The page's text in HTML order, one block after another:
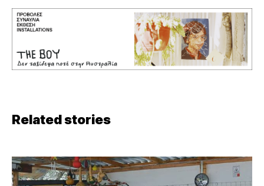
Related stories